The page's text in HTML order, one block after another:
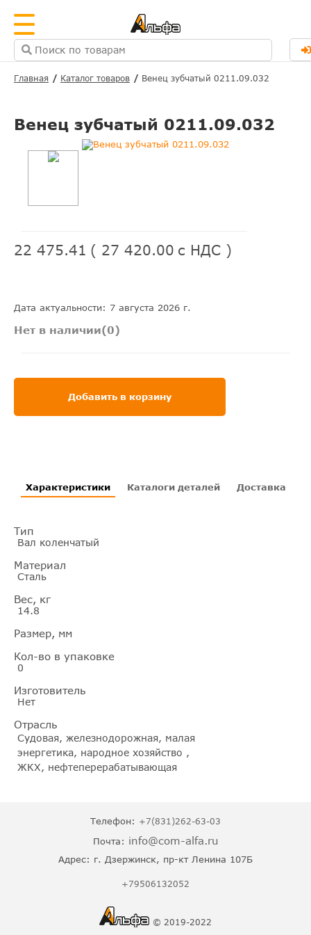
Главная Каталог товаров Венец зубчатый 0211.09.032
Венец зубчатый 0211.09.032
22 475.41 ( 27 420.00 с НДС )
Дата актуальности: 7 августа 2026 г.
Нет в наличии(0)
Добавить в корзину
Характеристики Каталоги деталей Доставка
Тип
Вал коленчатый
Материал
Сталь
Вес, кг
14.8
Размер, мм
Кол-во в упаковке
0
Изготовитель
Нет
Отрасль
Судовая, железнодорожная, малая
энергетика, народное хозяйство ,
ЖКХ, нефтеперерабатывающая
Телефон: +7(831)262-63-03
Почта: info@com-alfa.ru
Адрес: г. Дзержинск, пр-кт Ленина 107Б
+79506132052
© 2019-2022